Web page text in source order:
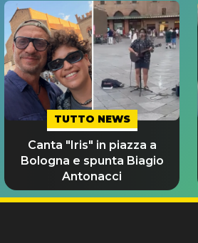
TUTTO NEWS
Canta "Iris" in piazza a
Bologna e spunta Biagio
Antonacci